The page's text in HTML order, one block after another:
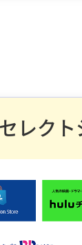
セレクト